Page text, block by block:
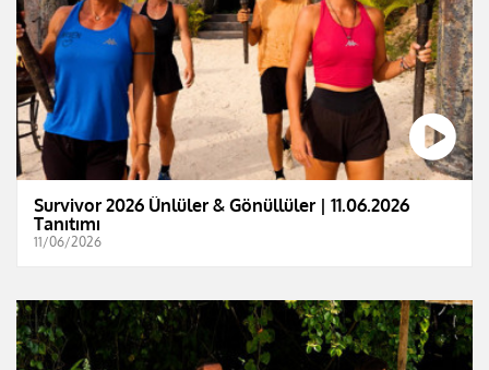
Survivor 2026 Ünlüler & Gönüllüler | 11.06.2026
Tanıtımı
11/06/2026